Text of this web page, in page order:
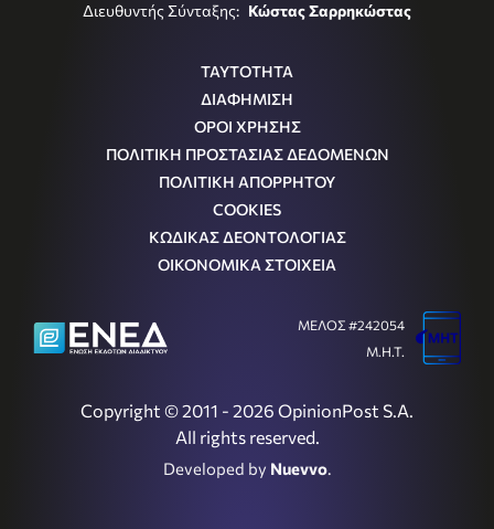
Διευθυντής Σύνταξης: Κώστας Σαρρηκώστας
ΤΑΥΤΟΤΗΤΑ
ΔΙΑΦΗΜΙΣΗ
ΟΡΟΙ ΧΡΗΣΗΣ
ΠΟΛΙΤΙΚΗ ΠΡΟΣΤΑΣΙΑΣ ΔΕΔΟΜΕΝΩΝ
ΠΟΛΙΤΙΚΗ ΑΠΟΡΡΗΤΟΥ
COOKIES
ΚΩΔΙΚΑΣ ΔΕΟΝΤΟΛΟΓΙΑΣ
ΟΙΚΟΝΟΜΙΚΑ ΣΤΟΙΧΕΙΑ
Copyright © 2011 - 2026 OpinionPost S.A.
All rights reserved.
Developed by Nuevvo.
ΜΕΛΟΣ #242054
Μ.Η.Τ.